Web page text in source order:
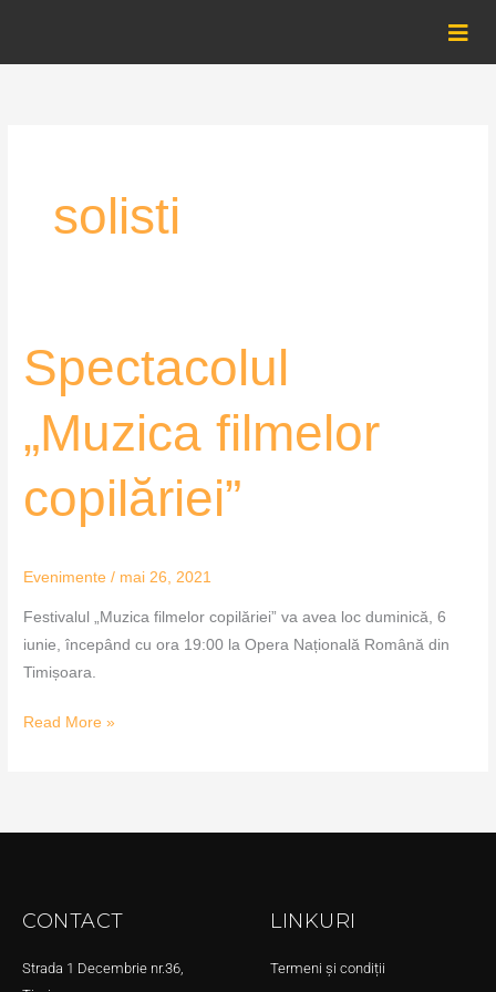
content
solisti
Spectacolul
„Muzica filmelor
copilăriei”
Evenimente / mai 26, 2021
Festivalul „Muzica filmelor copilăriei” va avea loc duminică, 6
iunie, începând cu ora 19:00 la Opera Națională Română din
Timișoara.
Spectacolul
„Muzica
copilăriei”
Read More »
CONTACT
Strada 1 Decembrie nr.36,
LINKURI
Termeni și condiții